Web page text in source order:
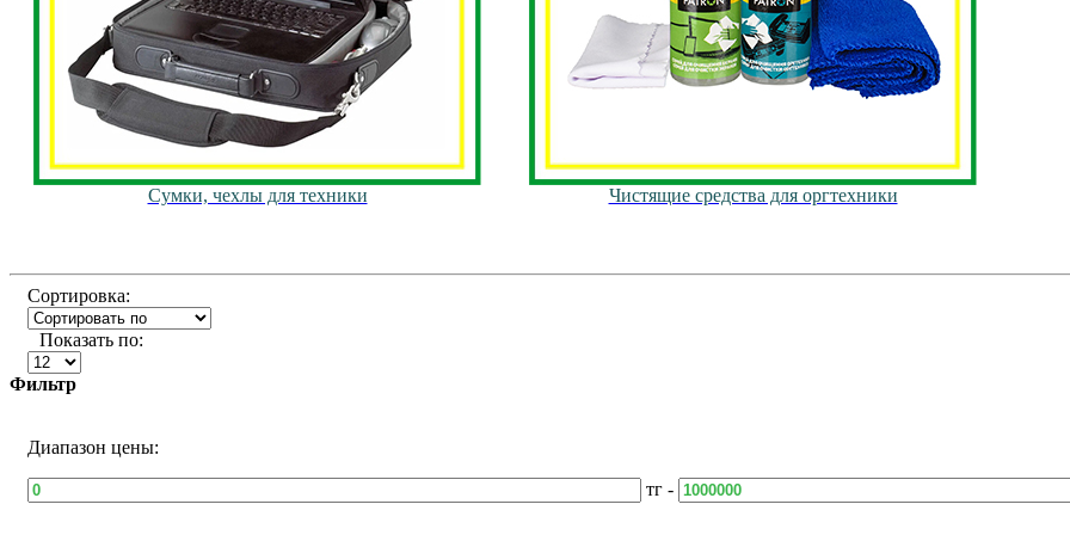
Сумки, чехлы для техники Чистящие средства для оргтехники
Сортировка:
Показать по:
Фильтр
Диапазон цены:
тг -